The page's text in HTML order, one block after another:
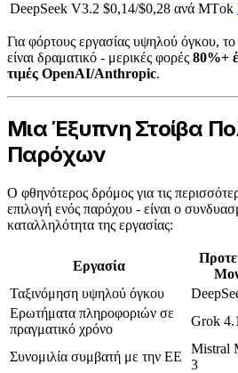
DeepSeek V3.2 $0,14/$0,28 ανά ΜΤok
Για φόρτους εργασίας υψηλού όγκου,
είναι δραματικό - μερικές φορές 80%+
τιμές OpenAI/Anthropic.
Μια Έξυπνη Στοίβα
Παρόχων
Ο φθηνότερος δρόμος για τις
επιλογή ενός παρόχου - είναι ο
καταλληλότητα της εργασίας:
Εργασία
Ταξινόμηση υψηλού όγκου
Ερωτήματα πληροφοριών σε
πραγματικό χρόνο
Grok
Συνομιλία συμβατή με την ΕΕ
Mistral
3